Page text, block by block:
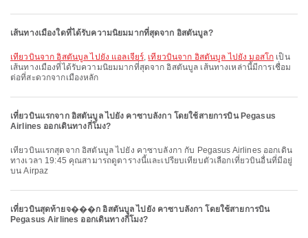
เส้นทางเมืองใดที่ได้รับความนิยมมากที่สุดจาก อิสตันบูล?
เที่ยวบินจาก อิสตันบูล ไปยัง แอลเจียร์, เที่ยวบินจาก อิสตันบูล ไปยัง มอสโก เป็น
เส้นทางเมืองที่ได้รับความนิยมมากที่สุดจาก อิสตันบูล เส้นทางเหล่านี้มีการเชื่อม
ต่อที่สะดวกจากเมืองหลัก
เที่ยวบินแรกจาก อิสตันบูล ไปยัง คาซาบลังกา โดยใช้สายการบิน Pegasus
Airlines ออกเดินทางกี่โมง?
เที่ยวบินแรกสุดจาก อิสตันบูล ไปยัง คาซาบลังกา กับ Pegasus Airlines ออกเดิน
ทางเวลา 19:45 คุณสามารถดูตารางนี้และเปรียบเทียบตัวเลือกเที่ยวบินอื่นที่มีอยู่
บน Airpaz
เที่ยวบินสุดท้ายจ���ก อิสตันบูล ไปยัง คาซาบลังกา โดยใช้สายการบิน
Pegasus Airlines ออกเดินทางกี่โมง?